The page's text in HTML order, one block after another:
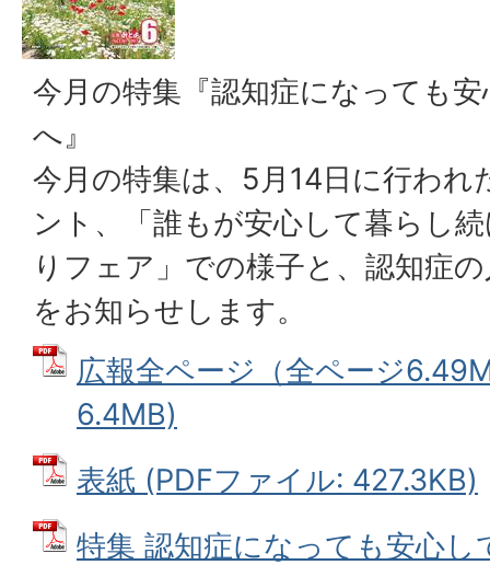
今月の特集『認知症になっても
へ』
今月の特集は、5月14日に行われ
ント、「誰もが安心して暮らし
りフェア」での様子と、認知症
をお知らせします。
広報全ページ（全ページ
6.4MB)
表紙 (PDFファイル: 427.3KB)
特集 認知症になっても安心